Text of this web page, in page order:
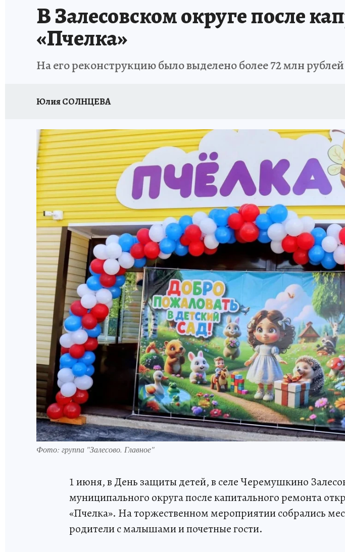
В Залесовском округе после
«Пчелка»
На его реконструкцию было выделено более 72 млн рублей
Юлия СОЛНЦЕВА
Фото: группа "Залесово. Главное"
1 июня, в День защиты детей, в селе Черемушкино
муниципального округа после капитального ремонта
«Пчелка». На торжественном мероприятии собрались
родители с малышами и почетные гости.